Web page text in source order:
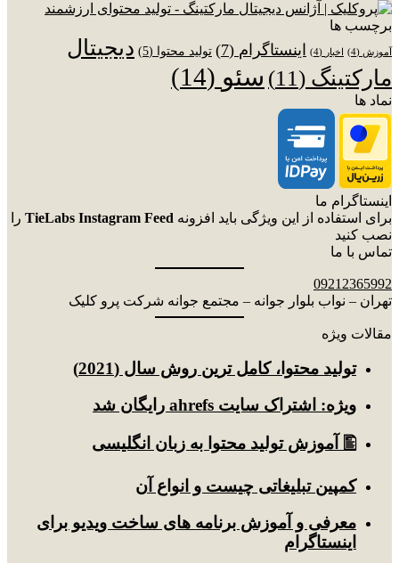
برچسب ها
آموزش (4) اخبار (4) اینستاگرام (7) تولید محتوا (5)
دیجیتال
مارکتینگ (11) سئو (14)
نماد ها
اینستاگرام ما
برای استفاده از این ویژگی باید افزونه TieLabs Instagram Feed را
نصب کنید
تماس با ما
09212365992
تهران – نواب بلوار جوانه – مجتمع جوانه شرکت پرو کلیک
مقالات ویژه
توليد محتوا، کامل ترین روش سال (2021)
ویژه: اشتراک سایت ahrefs رایگان شد
🖺 آموزش تولید محتوا به زبان انگلیسی
کمپین تبلیغاتی چیست و انواع آن
معرفی و آموزش برنامه های ساخت ویدیو برای
اینستاگرام